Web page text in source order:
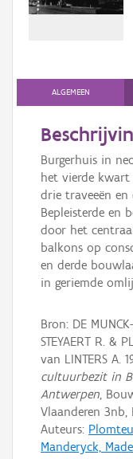
ALGEMEEN
Burgerhuis in
het vierde kwart
drie traveeën
Bepleisterde en
door het
balkons op
en derde
in geriemde
Bron: DE
STEYAERT R. &
van LINTERS A.
cultuurbezit in
Antwerpen,
Vlaanderen 3nb,
Auteurs:
Manderyck,